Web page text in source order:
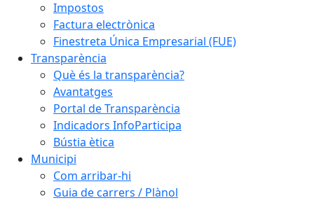
Impostos
Factura electrònica
Finestreta Única Empresarial (FUE)
Transparència
Què és la transparència?
Avantatges
Portal de Transparència
Indicadors InfoParticipa
Bústia ètica
Municipi
Com arribar-hi
Guia de carrers / Plànol